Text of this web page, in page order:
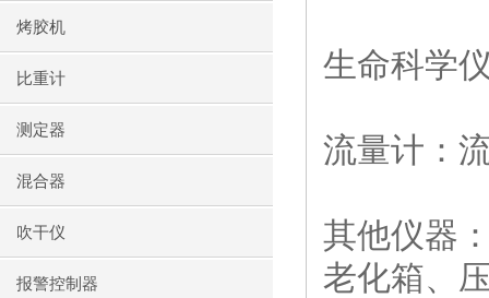
烤胶机
比重计
测定器
混合器
吹干仪
报警控制器
生命科学
流量计：
其他仪器
老化箱、